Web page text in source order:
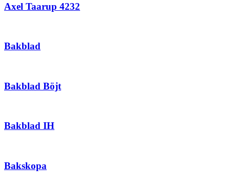
Axel Taarup 4232
Bakblad
Bakblad Böjt
Bakblad IH
Bakskopa